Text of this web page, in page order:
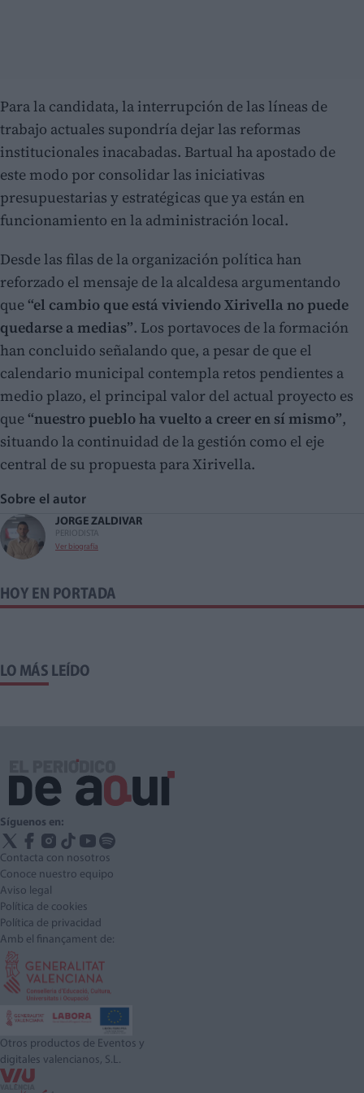
Para la candidata, la interrupción de las líneas de
trabajo actuales supondría dejar las reformas
institucionales inacabadas. Bartual ha apostado de
este modo por consolidar las iniciativas
presupuestarias y estratégicas que ya están en
funcionamiento en la administración local.
Desde las filas de la organización política han
reforzado el mensaje de la alcaldesa argumentando
que “el cambio que está viviendo Xirivella no puede
quedarse a medias”. Los portavoces de la formación
han concluido señalando que, a pesar de que el
calendario municipal contempla retos pendientes a
medio plazo, el principal valor del actual proyecto es
que “nuestro pueblo ha vuelto a creer en sí mismo”,
situando la continuidad de la gestión como el eje
central de su propuesta para Xirivella.
Sobre el autor
JORGE ZALDIVAR
PERIODISTA
Ver biografía
HOY EN PORTADA
LO MÁS LEÍDO
Síguenos en:
Contacta con nosotros
Conoce nuestro equipo
Aviso legal
Política de cookies
Política de privacidad
Amb el finançament de:
Otros productos de Eventos y
digitales valencianos, S.L.